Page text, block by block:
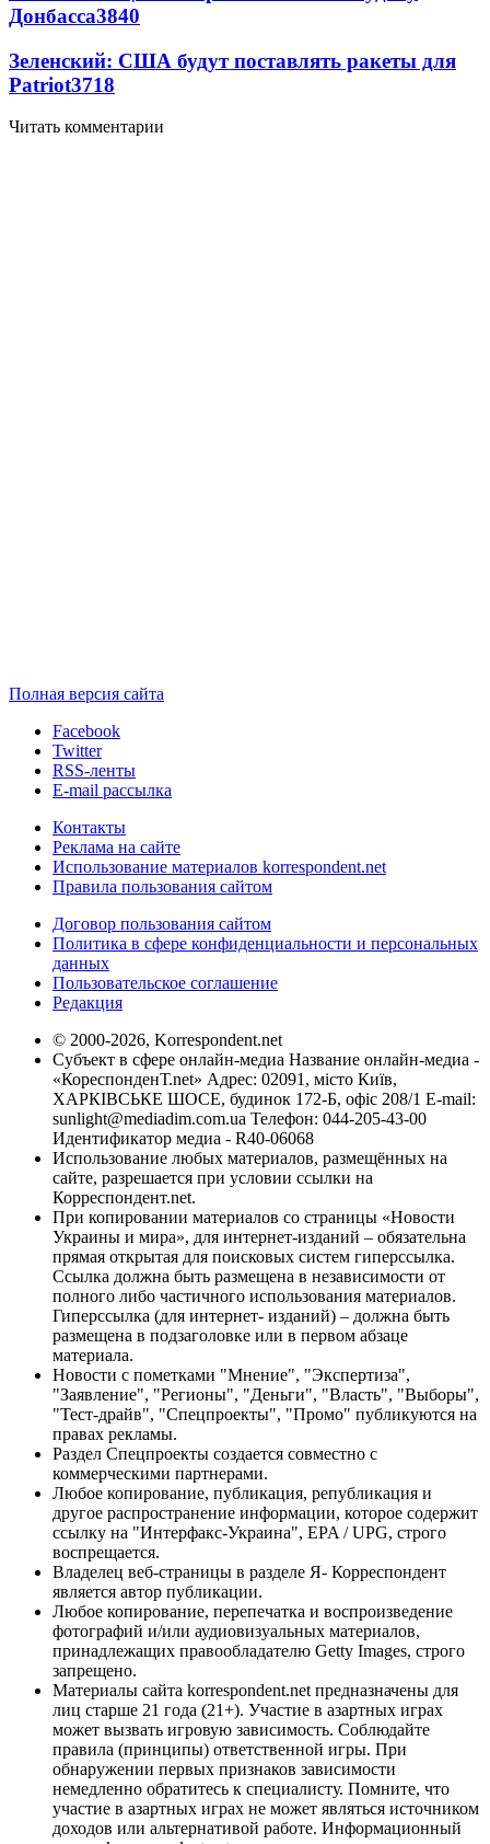
Донбасса3840
Зеленский: США будут поставлять ракеты для
Patriot3718
Читать комментарии
Полная версия сайта
Facebook
Twitter
RSS-ленты
E-mail рассылка
Контакты
Реклама на сайте
Использование материалов korrespondent.net
Правила пользования сайтом
Договор пользования сайтом
Политика в сфере конфиденциальности и персональных
данных
Пользовательское соглашение
Редакция
© 2000-2026, Korrespondent.net
Субъект в сфере онлайн-медиа Название онлайн-медиа -
«КореспонденТ.net» Адрес: 02091, місто Київ,
ХАРКІВСЬКЕ ШОСЕ, будинок 172-Б, офіс 208/1 E-mail:
sunlight@mediadim.com.ua Телефон: 044-205-43-00
Идентификатор медиа - R40-06068
Использование любых материалов, размещённых на
сайте, разрешается при условии ссылки на
Корреспондент.net.
При копировании материалов со страницы «Новости
Украины и мира», для интернет-изданий – обязательна
прямая открытая для поисковых систем гиперссылка.
Ссылка должна быть размещена в независимости от
полного либо частичного использования материалов.
Гиперссылка (для интернет- изданий) – должна быть
размещена в подзаголовке или в первом абзаце
материала.
Новости с пометками "Мнение", "Экспертиза",
"Заявление", "Регионы", "Деньги", "Власть", "Выборы",
"Тест-драйв", "Спецпроекты", "Промо" публикуются на
правах рекламы.
Раздел Спецпроекты создается совместно с
коммерческими партнерами.
Любое копирование, публикация, републикация и
другое распространение информации, которое содержит
ссылку на "Интерфакс-Украина", EPA / UPG, строго
воспрещается.
Владелец веб-страницы в разделе Я- Корреспондент
является автор публикации.
Любое копирование, перепечатка и воспроизведение
фотографий и/или аудиовизуальных материалов,
принадлежащих правообладателю Getty Images, строго
запрещено.
Материалы сайта korrespondent.net предназначены для
лиц старше 21 года (21+). Участие в азартных играх
может вызвать игровую зависимость. Соблюдайте
правила (принципы) ответственной игры. При
обнаружении первых признаков зависимости
немедленно обратитесь к специалисту. Помните, что
участие в азартных играх не может являться источником
доходов или альтернативой работе. Информационный